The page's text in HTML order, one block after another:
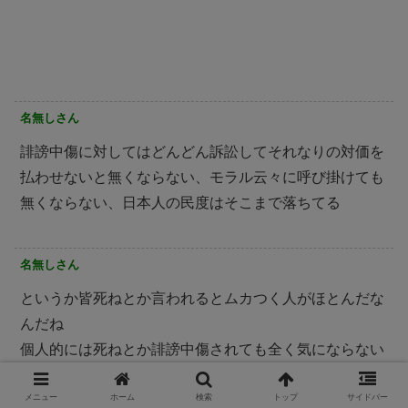
名無しさん
誹謗中傷に対してはどんどん訴訟してそれなりの対価を
払わせないと無くならない、モラル云々に呼び掛けても
無くならない、日本人の民度はそこまで落ちてる
名無しさん
というか皆死ねとか言われるとムカつく人がほとんだな
んだね
個人的には死ねとか誹謗中傷されても全く気にならない
よ
むしろ冷静に欠点とか駄目ななところを指摘されたり
メニュー ホーム 検索 トップ サイドバー